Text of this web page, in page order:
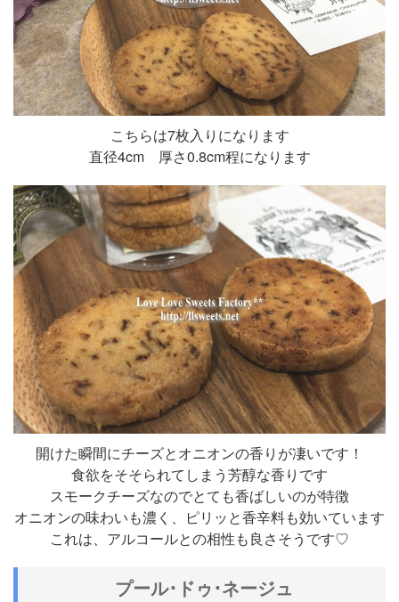
こちらは7枚入りになります
直径4cm 厚さ0.8cm程になります
開けた瞬間にチーズとオニオンの香りが凄いです！
食欲をそそられてしまう芳醇な香りです
スモークチーズなのでとても香ばしいのが特徴
オニオンの味わいも濃く、ピリッと香辛料も効いています
これは、アルコールとの相性も良さそうです♡
プール･ドゥ･ネージュ